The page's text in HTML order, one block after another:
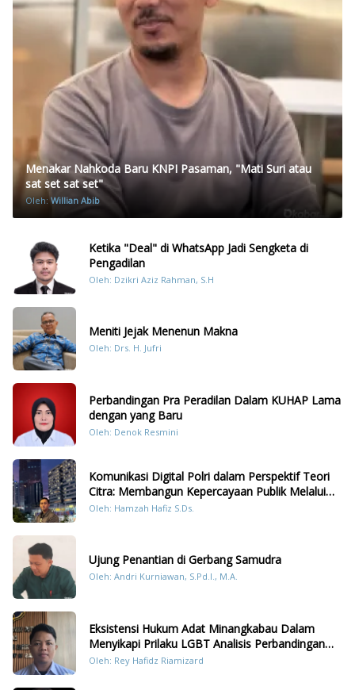
Menakar Nahkoda Baru KNPI Pasaman, "Mati Suri atau
sat set sat set"
Oleh:Willian Abib
Ketika "Deal" di WhatsApp Jadi Sengketa di
Pengadilan
Oleh: Dzikri Aziz Rahman, S.H
Meniti Jejak Menenun Makna
Oleh: Drs. H. Jufri
Perbandingan Pra Peradilan Dalam KUHAP Lama
dengan yang Baru
Oleh: Denok Resmini
Komunikasi Digital Polri dalam Perspektif Teori
Citra: Membangun Kepercayaan Publik Melalui
Konten Humanis Kesiapsiagaan Bencana di
Oleh: Hamzah Hafiz S.Ds.
Ujung Penantian di Gerbang Samudra
Oleh: Andri Kurniawan, S.Pd.I., M.A.
Eksistensi Hukum Adat Minangkabau Dalam
Menyikapi Prilaku LGBT Analisis Perbandingan
Dengan Hukum Pidana
Oleh: Rey Hafidz Riamizard